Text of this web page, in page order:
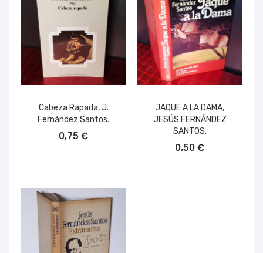
Cabeza Rapada, J.
Fernández Santos.
0,75 €
JAQUE A LA DAMA,
JESÚS FERNÁNDEZ
SANTOS.
0,50 €